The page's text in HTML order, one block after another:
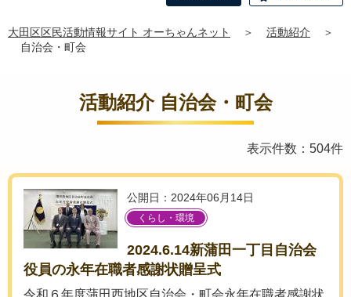
大田区区民活動情報サイト オーちゃんネット ＞ 活動紹介
＞
自治会・町会
活動紹介 自治会・町会
表示件数：504件
公開日：2024年06月14日
くらし・環境
2024.6.14新蒲田一丁目自治会
役員の永年在職者感謝状贈呈式
令和６年度蒲田西地区自治会・町会永年在職者感謝状